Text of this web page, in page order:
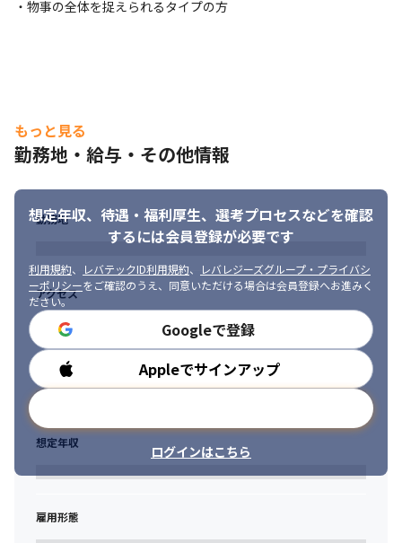
・物事の全体を捉えられるタイプの方
もっと見る
勤務地・給与・その他情報
想定年収、待遇・福利厚生、 選考プロセスなどを確認
するには会員登録が必要です
利用規約、 レバテックID利用規約、
レバレジーズグループ・プライバシ
ーポリシーをご確認のうえ、同意いただける場合は会員登録へお進みく
ださい。
Googleで登録
Appleでサインアップ
ログインはこちら
勤務地
アクセス
勤務時間
想定年収
雇用形態